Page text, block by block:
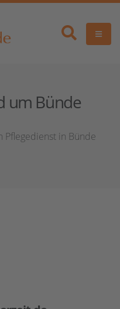
um Bünde
Pflegedienst in Bünde